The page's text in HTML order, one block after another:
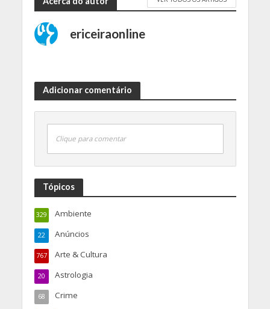
ericeiraonline
Adicionar comentário
Clique para comentar
Tópicos
Ambiente
329
Anúncios
22
Arte & Cultura
767
Astrologia
20
Crime
68